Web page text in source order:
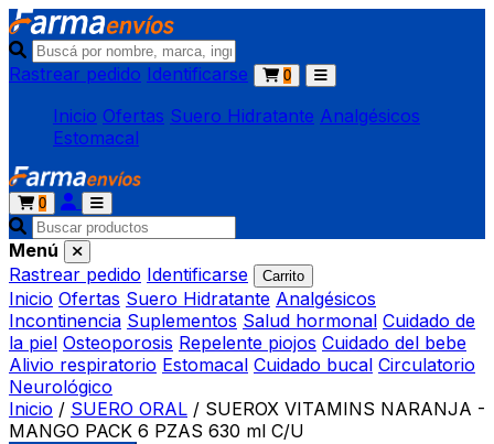
Rastrear pedido Identificarse 0
Inicio Ofertas Suero Hidratante Analgésicos
Estomacal
0
Menú
Rastrear pedido Identificarse Carrito
Inicio Ofertas Suero Hidratante Analgésicos
Incontinencia Suplementos Salud hormonal Cuidado de
la piel Osteoporosis Repelente piojos Cuidado del bebe
Alivio respiratorio Estomacal Cuidado bucal Circulatorio
Neurológico
Inicio / SUERO ORAL / SUEROX VITAMINS NARANJA -
MANGO PACK 6 PZAS 630 ml C/U